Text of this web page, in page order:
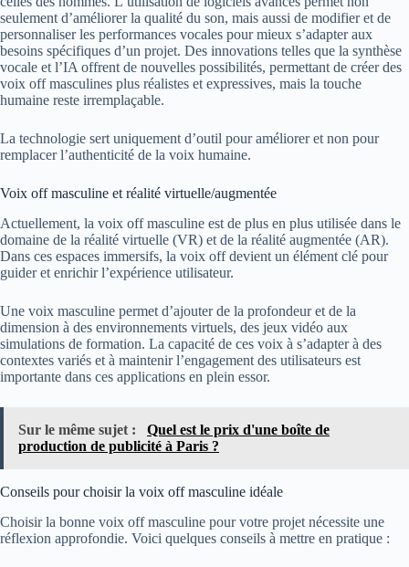
seulement d’améliorer la qualité du son, mais aussi de modifier et de
personnaliser les performances vocales pour mieux s’adapter aux
besoins spécifiques d’un projet. Des innovations telles que la synthèse
vocale et l’IA offrent de nouvelles possibilités, permettant de créer des
voix off masculines plus réalistes et expressives, mais la touche
humaine reste irremplaçable.
La technologie sert uniquement d’outil pour améliorer et non pour
remplacer l’authenticité de la voix humaine.
Voix off masculine et réalité virtuelle/augmentée
Actuellement, la voix off masculine est de plus en plus utilisée dans le
domaine de la réalité virtuelle (VR) et de la réalité augmentée (AR).
Dans ces espaces immersifs, la voix off devient un élément clé pour
guider et enrichir l’expérience utilisateur.
Une voix masculine permet d’ajouter de la profondeur et de la
dimension à des environnements virtuels, des jeux vidéo aux
simulations de formation. La capacité de ces voix à s’adapter à des
contextes variés et à maintenir l’engagement des utilisateurs est
importante dans ces applications en plein essor.
Sur le même sujet :
Quel est le prix d'une boîte de
production de publicité à Paris ?
Conseils pour choisir la voix off masculine idéale
Choisir la bonne voix off masculine pour votre projet nécessite une
réflexion approfondie. Voici quelques conseils à mettre en pratique :